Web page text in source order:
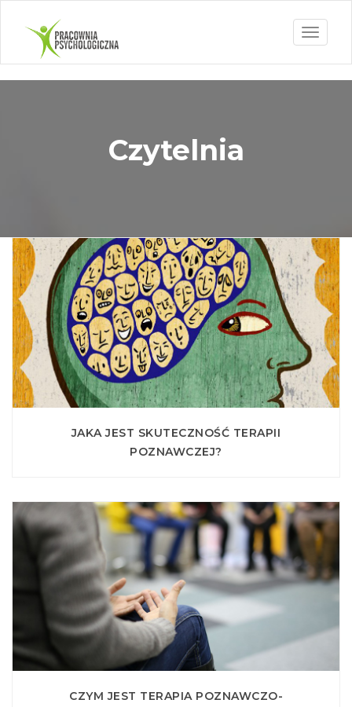
Toggle
Czytelnia
JAKA JEST SKUTECZNOŚĆ TERAPII
POZNAWCZEJ?
CZYM JEST TERAPIA POZNAWCZO-